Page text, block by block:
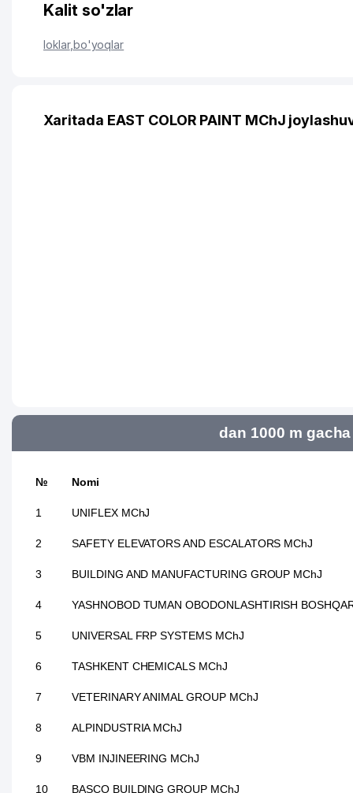
Kalit so'zlar
loklar,bo'yoqlar
Xaritada EAST COLOR PAINT MChJ
dan 1000 m
№ Nomi
1 UNIFLEX MChJ
2 SAFETY ELEVATORS AND ESCALATORS MChJ
3 BUILDING AND MANUFACTURING GROUP MChJ
4 YASHNOBOD TUMAN OBODONLASHTIRISH
5 UNIVERSAL FRP SYSTEMS MChJ
6 TASHKENT CHEMICALS MChJ
7 VETERINARY ANIMAL GROUP MChJ
8 ALPINDUSTRIA MChJ
9 VBM INJINEERING MChJ
10 BASCO BUILDING GROUP MChJ